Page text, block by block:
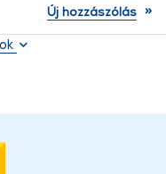
Új hozzászólás »